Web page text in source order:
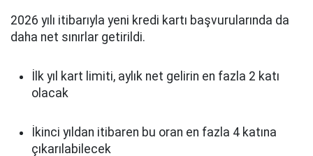
2026 yılı itibarıyla yeni kredi kartı başvurularında da
daha net sınırlar getirildi.
İlk yıl kart limiti, aylık net gelirin en fazla 2 katı
olacak
İkinci yıldan itibaren bu oran en fazla 4 katına
çıkarılabilecek